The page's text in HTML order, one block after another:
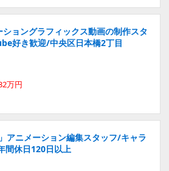
ショングラフィックス動画の制作スタ
好き歓迎/中央区日本橋2丁目
万円
アニメーション編集スタッフ/キャラ
間休日120日以上